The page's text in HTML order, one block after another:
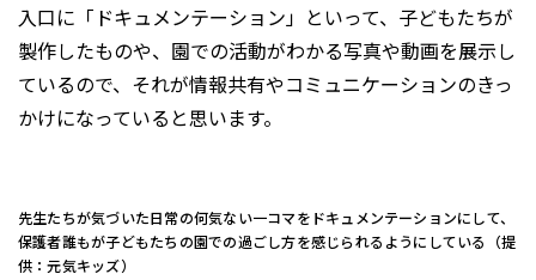
入口に「ドキュメンテーション」といって、子どもたちが
製作したものや、園での活動がわかる写真や動画を展示し
ているので、それが情報共有やコミュニケーションのきっ
かけになっていると思います。
先生たちが気づいた日常の何気ない一コマをドキュメンテーションにして、
保護者誰もが子どもたちの園での過ごし方を感じられるようにしている（提
供：元気キッズ）